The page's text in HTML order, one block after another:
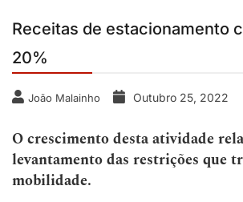
Receitas de estacionamento
20%
João Malainho Outubro 25, 2022
O crescimento desta atividade
levantamento das restrições que
mobilidade.